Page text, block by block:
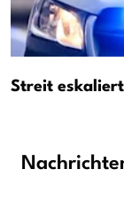
Streit